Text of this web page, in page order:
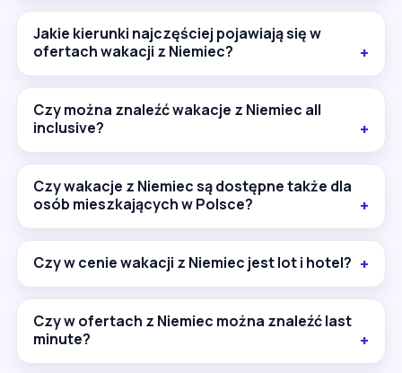
Jakie kierunki najczęściej pojawiają się w
ofertach wakacji z Niemiec?
Czy można znaleźć wakacje z Niemiec all
inclusive?
Czy wakacje z Niemiec są dostępne także dla
osób mieszkających w Polsce?
Czy w cenie wakacji z Niemiec jest lot i hotel?
Czy w ofertach z Niemiec można znaleźć last
minute?